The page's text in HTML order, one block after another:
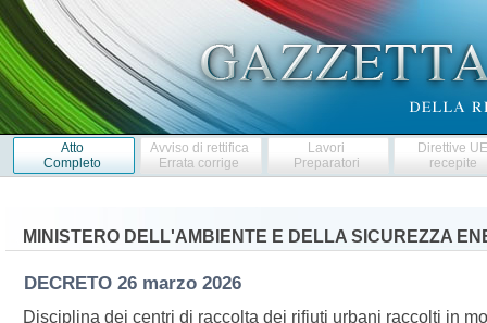
Atto
Completo
Avviso di rettifica
Errata corrige
Lavori
Preparatori
Direttive
recepite
MINISTERO DELL'AMBIENTE E DELLA SICUREZZA
DECRETO 26 marzo 2026
Disciplina dei centri di raccolta dei rifiuti urbani raccolti in